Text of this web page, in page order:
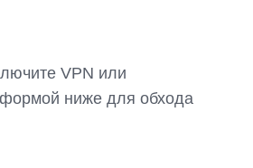
VPN или
формой ниже для обхода